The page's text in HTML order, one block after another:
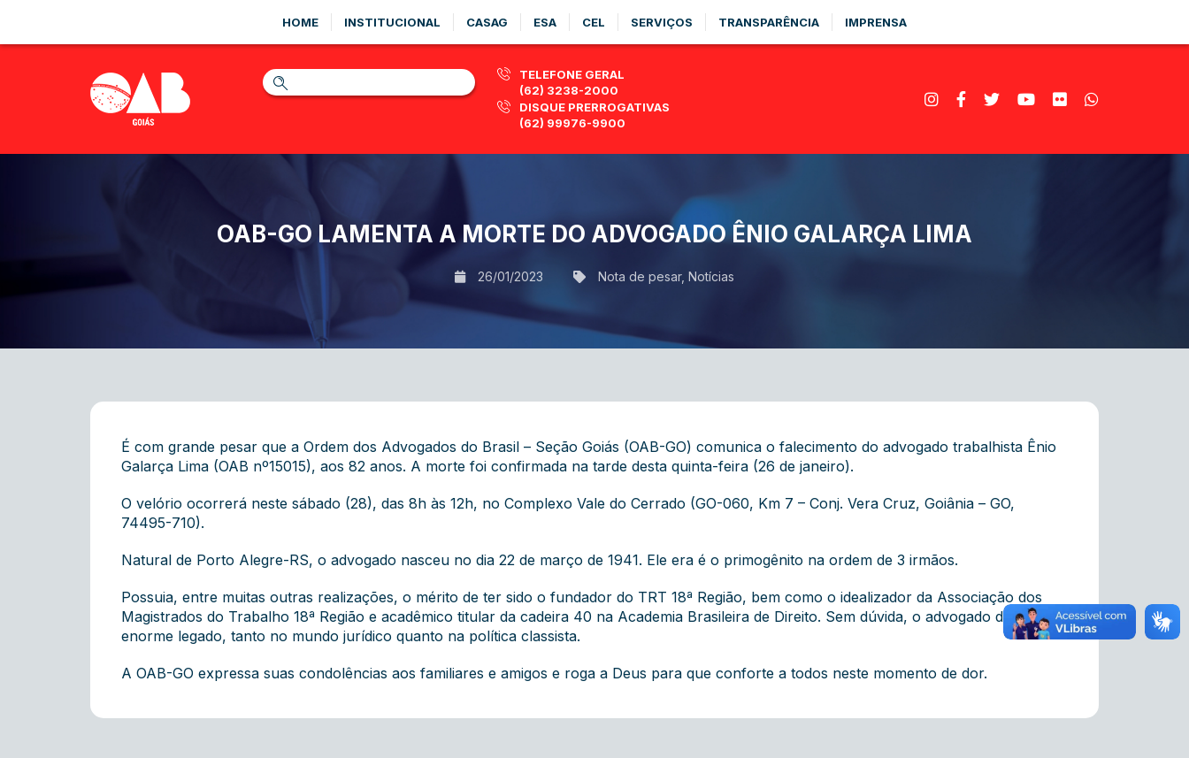
HOME INSTITUCIONAL CASAG ESA CEL SERVIÇOS TRANSPARÊNCIA IMPRENSA
TELEFONE GERAL
(62) 3238-2000
DISQUE PRERROGATIVAS
(62) 99976-9900
OAB-GO LAMENTA A MORTE DO ADVOGADO ÊNIO GALARÇA LIMA
26/01/2023 Nota de pesar, Notícias
É com grande pesar que a Ordem dos Advogados do Brasil – Seção Goiás (OAB-GO) comunica o falecimento do advogado trabalhista Ênio
Galarça Lima (OAB nº15015), aos 82 anos. A morte foi confirmada na tarde desta quinta-feira (26 de janeiro).
O velório ocorrerá neste sábado (28), das 8h às 12h, no Complexo Vale do Cerrado (GO-060, Km 7 – Conj. Vera Cruz, Goiânia – GO,
74495-710).
Natural de Porto Alegre-RS, o advogado nasceu no dia 22 de março de 1941. Ele era é o primogênito na ordem de 3 irmãos.
Possuia, entre muitas outras realizações, o mérito de ter sido o fundador do TRT 18ª Região, bem como o idealizador da Associação dos
Magistrados do Trabalho 18ª Região e acadêmico titular da cadeira 40 na Academia Brasileira de Direito. Sem dúvida, o advogado deixa um
enorme legado, tanto no mundo jurídico quanto na política classista.
A OAB-GO expressa suas condolências aos familiares e amigos e roga a Deus para que conforte a todos neste momento de dor.